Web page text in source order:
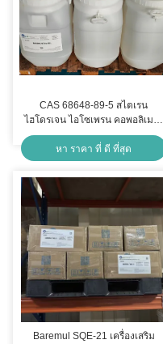
CAS 68648-89-5 สไตเรน
ไฮโดรเจน ไอโซเพรน คอพอลิเมอร์
ในเครื่องสําอาง
หา ราคา ที่ ดี ที่สุด
Baremul SQE-21 เครื่องเสริม